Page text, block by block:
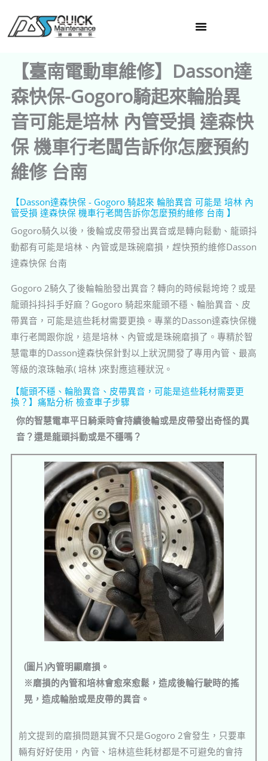
主
【臺南電動車維修】Dasson達
森快保-Gogoro騎起來輪胎異
音可能是培林 內管受損 達森快
保 機車行老闆告訴你怎麼預約
維修 台南
【Dasson達森快保 - Gogoro 騎起來 輪胎異音 可能是 培林 內
管受損 達森快保 機車行老闆告訴你怎麼預約維修 台南 】
Gogoro騎久以後，後輪或皮帶發出異音或是轉向鬆動、龍頭抖
動都有可能是培林、內管或是珠碗磨損，趕快預約維修Dasson
達森快保 台南
Gogoro 2騎久了後輪輪胎發出異音？轉向的時候鬆垮垮？或是
龍頭抖抖抖手好麻？Gogoro 騎起來龍頭不穩、輪胎異音、皮
帶異音，可能是這些耗材需要更換。專業的Dasson達森快保機
車行老闆跟你說，這是培林、內管或是珠碗磨損了。專精於智
慧電車的Dasson達森快保針對以上狀況開發了專用內管、最高
等級的滾珠軸承( 培林 )來對應這種狀況。
【龍頭不穩、輪胎異音、皮帶異音，可能是這些耗材需要更
換？】痛點分析 檢查車子步驟
你的智慧電車平日騎乘時會持續後輪或是皮帶發出奇怪的異
音？還是龍頭抖動或是不穩嗎？
(圖片)內管明顯磨損。
※磨損的內管和培林會愈來愈鬆，造成後輪行駛時的搖
晃，造成輪胎或是皮帶的異音。
前文提到的磨損問題其實不只是Gogoro 2會發生，只要車
輛有好好使用，內管、培林這些耗材都是不可避免的會持